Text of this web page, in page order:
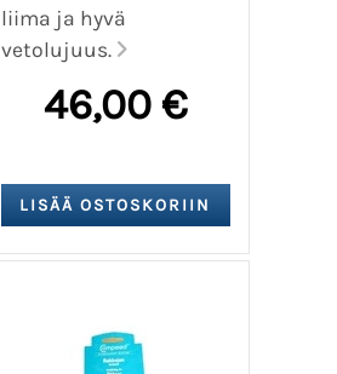
liima ja hyvä
vetolujuus.
46,00 €